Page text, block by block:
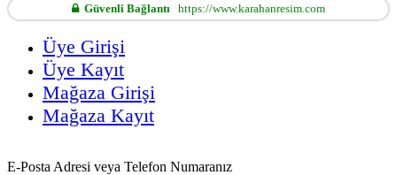
Güvenli Bağlantı https://www.karahanresim.com
Üye Girişi
Üye Kayıt
Mağaza Girişi
Mağaza Kayıt
E-Posta Adresi veya Telefon Numaranız